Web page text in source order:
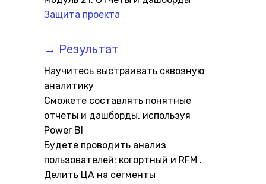
Защита проекта
Научитесь выстраивать сквозную
аналитику
Сможете составлять понятные
отчеты и дашборды, используя
Power BI
Будете проводить анализ
пользователей: когортный и RFM .
Делить ЦА на сегменты
→ Результат